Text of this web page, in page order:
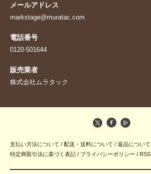
メールアドレス
markstage@muratac.com
電話番号
0120-501644
販売業者
株式会社ムラタック
支払い方法について / 配送・送料について / 返品について
特定商取引法に基づく表記 / プライバシーポリシー / RSS